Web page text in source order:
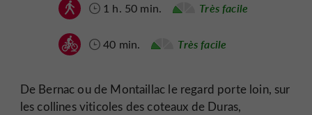
1 h. 50 min. Très facile
40 min. Très facile
De Bernac ou de Montaillac le regard porte loin, sur
les collines viticoles des coteaux de Duras,